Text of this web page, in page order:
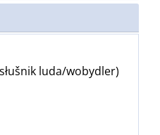
luda/wobydler)